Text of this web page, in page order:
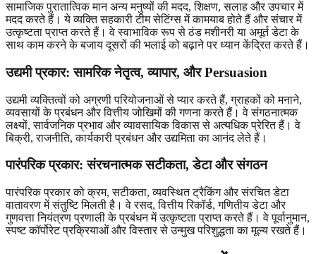
सामाजिक पुरातात्विक मान अन्य मनुष्यों की मदद, शिक्षण, सलाह और उपचार में
मदद करते हैं। ये व्यक्ति सहकारी टीम सेटिंग्स में कामयाब होते हैं और संचार में
उत्कृष्टता प्राप्त करते हैं। वे स्वाभाविक रूप से ठंड मशीनरी या अमूर्त डेटा के
साथ काम करने के बजाय दूसरों की भलाई को बढ़ाने पर ध्यान केंद्रित करते हैं।
उद्यमी प्रकार: सामरिक नेतृत्व, व्यापार, और Persuasion
उद्यमी व्यक्तित्वों को अग्रणी परियोजनाओं से प्यार करते हैं, ग्राहकों को मनाने,
व्यवसायों के प्रबंधन और वित्तीय जोखिमों की गणना करते हैं। वे संगठनात्मक
लक्ष्यों, सार्वजनिक प्रभाव और व्यावसायिक विकास से अत्यधिक प्रेरित हैं। वे
बिक्री, राजनीति, कार्यकारी प्रबंधन और उद्यमिता का आनंद लेते हैं।
पारंपरिक प्रकार: संरचनात्मक सटीकता, डेटा और संगठन
पारंपरिक प्रकार को क्रम, सटीकता, व्यवस्थित ट्रैकिंग और संरचित डेटा
वातावरण में संतुष्टि मिलती है। वे रसद, वित्तीय रिकॉर्ड, गणितीय डेटा और
गुणवत्ता नियंत्रण प्रणाली के प्रबंधन में उत्कृष्टता प्राप्त करते हैं। वे पूर्वानुमान,
स्पष्ट कॉर्पोरेट प्रक्रियाओं और विस्तार से उन्मुख परिशुद्धता का मूल्य रखते हैं।